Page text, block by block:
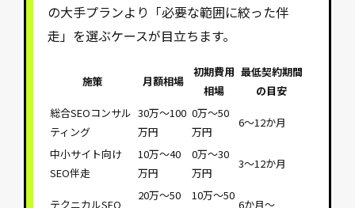
の大手プランより「必要な範囲に絞った伴
走」を選ぶケースが目立ちます。
施策 月額相場
初期費用
相場
最低契約期間
の目安
総合SEOコンサル
ティング
30万〜100
万円
0万〜50
万円
6〜12か月
中小サイト向け
SEO伴走
10万〜40
万円
0万〜30
万円
3〜12か月
テクニカルSEO
20万〜50
10万〜50
6か月〜